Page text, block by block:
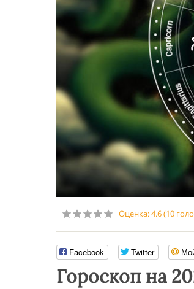
Оценка:4.6(10
Facebook Twitter
Гороскоп на